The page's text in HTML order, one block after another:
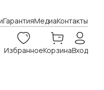
ГарантияМедиаКонтакты
ИзбранноеКорзинаВход